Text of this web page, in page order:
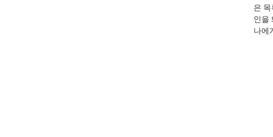
은
인을
나에